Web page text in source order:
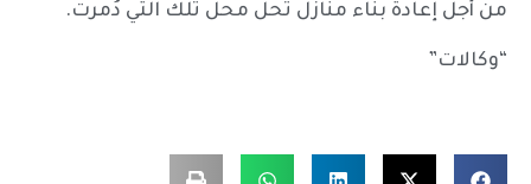
من أجل إعادة بناء منازل تحل محل ​تلك ​التي دُمرت.
“وكالات”